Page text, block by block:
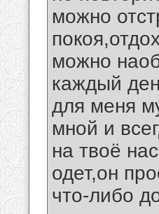
можно
можно
каждый
для меня
мной и
на твоё
одет,он
что-либо